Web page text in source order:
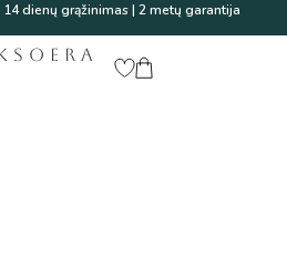
dienų grąžinimas | 2 metų garantija